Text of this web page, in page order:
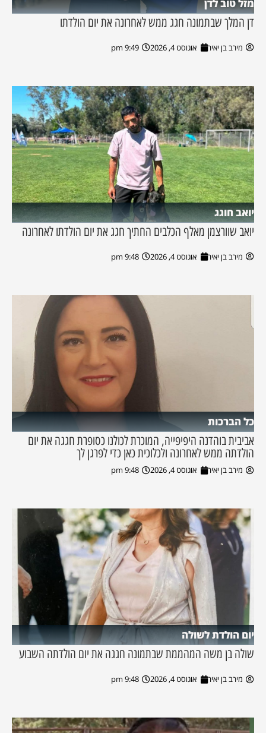
מזל טוב לדן
דן המלך שבתמונה חגג ממש לאחרונה את יום הולדתו
מירב בן יאיר אוגוסט 4, 2026 9:49 pm
יואב חוגג
יואב שוורצמן מאלף הכלבים החתיך חגג את יום הולדתו לאחרונה
מירב בן יאיר אוגוסט 4, 2026 9:48 pm
כל הברכות
אביבית בוהדנה היפיפייה, המוכרת לכולנו כסופרת חגגה את יום
הולדתה ממש לאחרונה ולכלוכית כאן כדי לפרגן לך
מירב בן יאיר אוגוסט 4, 2026 9:48 pm
יום הולדת לשולה
שולה בן משה המהממת שבתמונה חגגה את יום הולדתה השבוע
מירב בן יאיר אוגוסט 4, 2026 9:48 pm